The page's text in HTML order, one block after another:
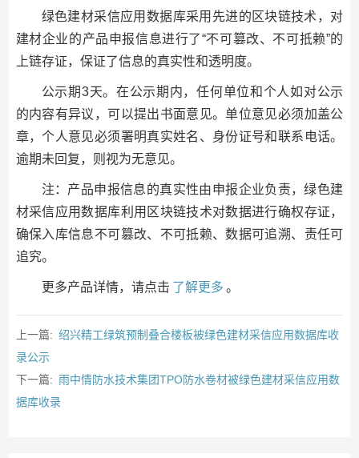
绿色建材采信应用数据库采用先进的区块链技术，对
建材企业的产品申报信息进行了“不可篡改、不可抵赖”的
上链存证，保证了信息的真实性和透明度。
公示期3天。在公示期内，任何单位和个人如对公示
的内容有异议，可以提出书面意见。单位意见必须加盖公
章，个人意见必须署明真实姓名、身份证号和联系电话。
逾期未回复，则视为无意见。
注：产品申报信息的真实性由申报企业负责，绿色建
材采信应用数据库利用区块链技术对数据进行确权存证，
确保入库信息不可篡改、不可抵赖、数据可追溯、责任可
追究。
更多产品详情，请点击 了解更多 。
上一篇: 绍兴精工绿筑预制叠合楼板被绿色建材采信应用数据库收
录公示
下一篇: 雨中情防水技术集团TPO防水卷材被绿色建材采信应用数
据库收录